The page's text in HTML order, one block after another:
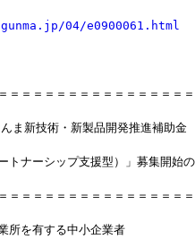
04/e0900061.html
＝＝＝＝＝＝＝＝＝＝＝＝＝＝＝
ま新技術・新製品開発推進補助金
ーシップ支援型）」募集開始の
＝＝＝＝＝＝＝＝＝＝＝＝＝＝＝
所を有する中小企業者